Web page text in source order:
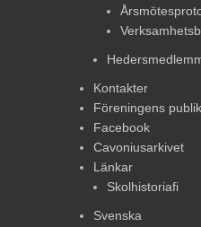
Kontakter
Föreningens
Facebook
Cavoniusarkivet
Länkar
Skolhistoriafi
Svenska